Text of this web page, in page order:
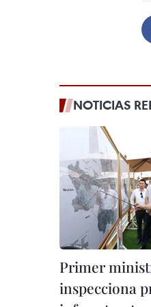
NOTICIAS
Primer
inspecciona